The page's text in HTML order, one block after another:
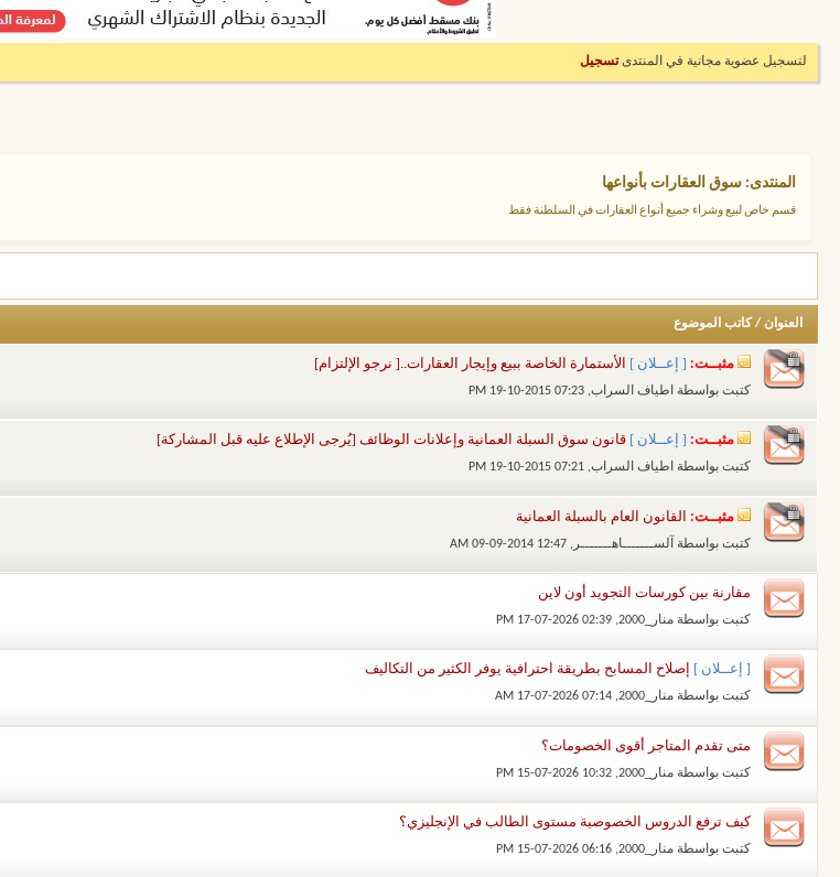
لتسجيل عضوية مجانية في المنتدىتسجيل
المنتدى: سوق العقارات بأنواعها
قسم خاص لبيع وشراء جميع أنواع العقارات في السلطنة فقط
العنوان / كاتب الموضوع
مثبــت: [ إعــلان ] الأستمارة الخاصة ببيع وإيجار العقارات..[ نرجو الإلتزام]
كتبت بواسطة اطياف السراب‏, 19-10-2015 07:23 PM
مثبــت: [ إعــلان ] قانون سوق السبلة العمانية وإعلانات الوظائف [يُرجى الإطلاع عليه قبل المشاركة]
كتبت بواسطة اطياف السراب‏, 19-10-2015 07:21 PM
مثبــت: القانون العام بالسبلة العمانية
كتبت بواسطة آلســـــــاهـــــــر ‏, 09-09-2014 12:47 AM
مقارنة بين كورسات التجويد أون لاين
كتبت بواسطة منار_2000 ‏, 17-07-2026 02:39 PM
[ إعــلان ] إصلاح المسابح بطريقة احترافية يوفر الكثير من التكاليف
كتبت بواسطة منار_2000 ‏, 17-07-2026 07:14 AM
متى تقدم المتاجر أقوى الخصومات؟
كتبت بواسطة منار_2000 ‏, 15-07-2026 10:32 PM
كيف ترفع الدروس الخصوصية مستوى الطالب في الإنجليزي؟
كتبت بواسطة منار_2000 ‏, 15-07-2026 06:16 PM